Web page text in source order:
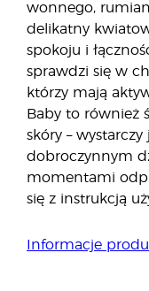
wonnego,
delikatny
spokoju i
sprawdzi się w
którzy mają
Baby to również
skóry –
dobroczynnym
momentami
się z instrukcją
Informacje